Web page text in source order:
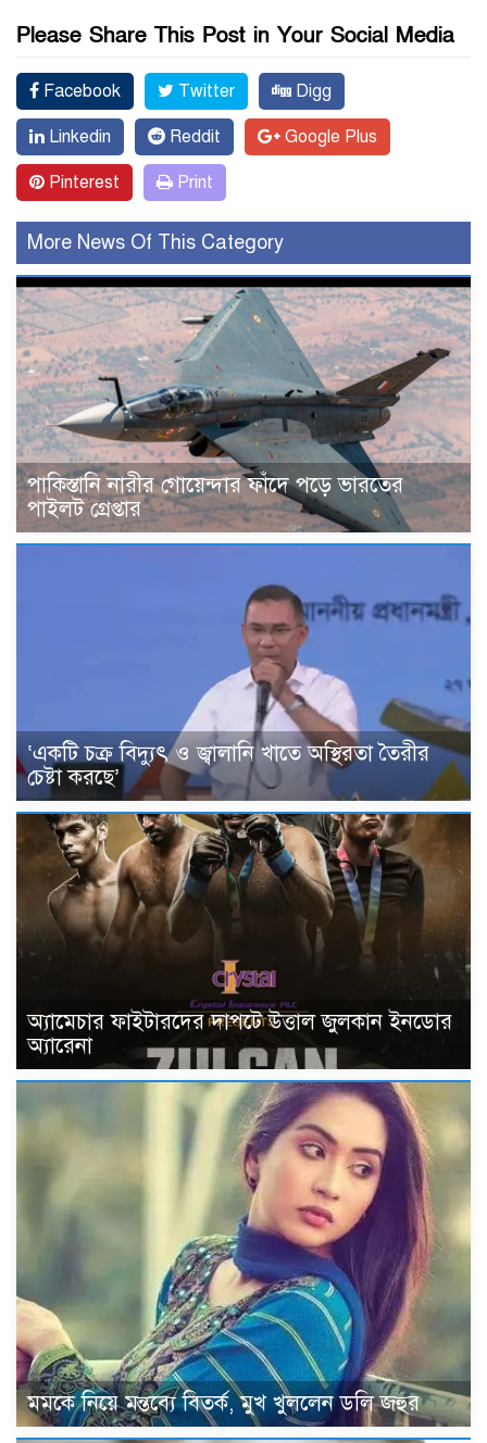
Please Share This Post in Your Social Media
Facebook Twitter Digg
Linkedin Reddit Google Plus
Pinterest Print
More News Of This Category
পাকিস্তানি নারীর গোয়েন্দার ফাঁদে পড়ে ভারতের
পাইলট গ্রেপ্তার
‘একটি চক্র বিদ্যুৎ ও জ্বালানি খাতে অস্থিরতা তৈরীর
চেষ্টা করছে’
অ্যামেচার ফাইটারদের দাপটে উত্তাল জুলকান ইনডোর
অ্যারেনা
মমকে নিয়ে মন্তব্যে বিতর্ক, মুখ খুললেন ডলি জহুর